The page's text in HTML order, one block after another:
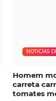
NOTICIAS
Homem
carreta
tomates